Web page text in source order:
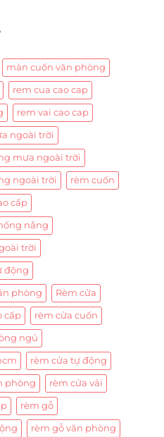
màn cuốn văn phòng
rem cua cao cap
rem vai cao cap
ngoài trời
mưa ngoài trời
ngoài trời rèm cuốn
cấp
nắng
trời
động
phòng Rèm cửa
cấp rèm cửa cuốn
ngủ
rèm cửa tự động
phòng rèm cửa vải
rèm gỗ
rèm gỗ văn phòng